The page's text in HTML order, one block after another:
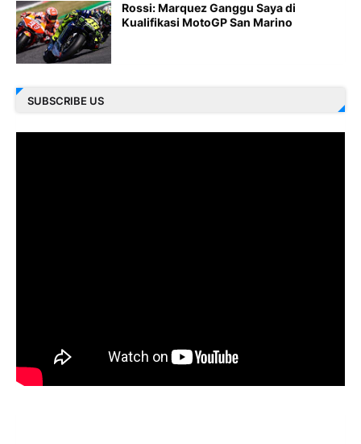
Rossi: Marquez Ganggu Saya di
Kualifikasi MotoGP San Marino
SUBSCRIBE US